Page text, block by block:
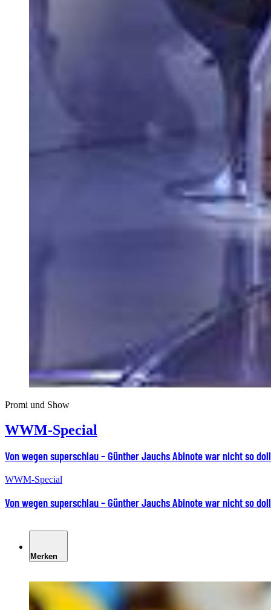
Promi und Show
WWM-Special
Von wegen superschlau – Günther Jauchs Abinote war nicht so doll
WWM-Special
Von wegen superschlau – Günther Jauchs Abinote war nicht so doll
Merken